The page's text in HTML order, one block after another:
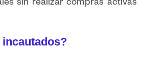
sin realizar compras activas